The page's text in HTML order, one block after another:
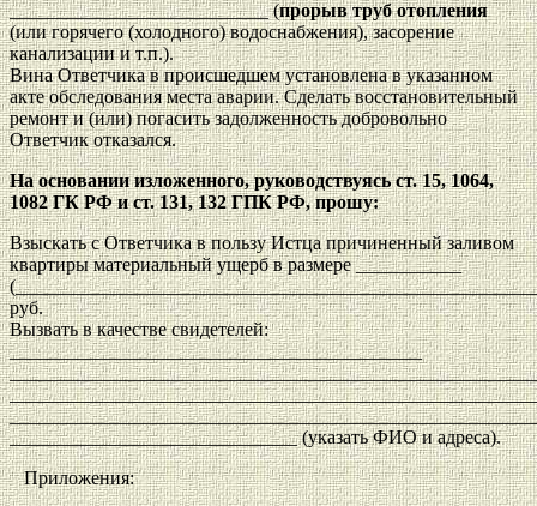
___________________________ (прорыв труб отопления
(или горячего (холодного) водоснабжения), засорение
канализации и т.п.).
Вина Ответчика в происшедшем установлена в указанном
акте обследования места аварии. Сделать восстановительный
ремонт и (или) погасить задолженность добровольно
Ответчик отказался.
На основании изложенного, руководствуясь ст. 15, 1064,
1082 ГК РФ и ст. 131, 132 ГПК РФ, прошу:
Взыскать с Ответчика в пользу Истца причиненный заливом
квартиры материальный ущерб в размере ___________
руб.
Вызвать в качестве свидетелей:
___________________________________________
______________________________ (указать ФИО и адреса).
Приложения: